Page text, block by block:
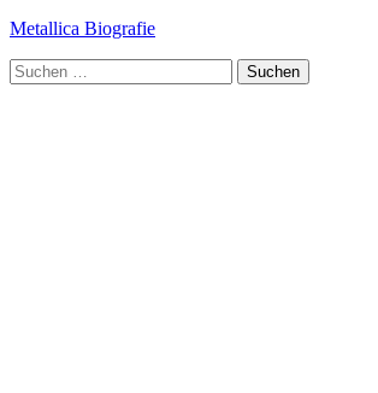
Metallica Biografie
Suchen
nach: